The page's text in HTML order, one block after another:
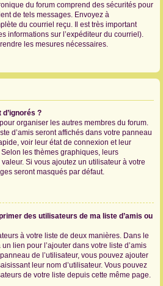
du forum comprend des sécurités pour
de tels messages. Envoyez à
du courriel reçu. Il est très important
informations sur l’expéditeur du courriel).
les mesures nécessaires.
?
organiser les autres membres du forum.
d’amis seront affichés dans votre panneau
voir leur état de connexion et leur
les thèmes graphiques, leurs
Si vous ajoutez un utilisateur à votre
seront masqués par défaut.
des utilisateurs de ma liste d’amis ou
à votre liste de deux manières. Dans le
lien pour l’ajouter dans votre liste d’amis
de l’utilisateur, vous pouvez ajouter
leur nom d’utilisateur. Vous pouvez
de votre liste depuis cette même page.